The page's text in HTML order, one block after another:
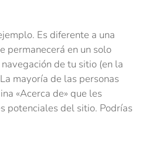
Es diferente a una
permanecerá en un solo
de tu sitio (en la
mayoría de las personas
«Acerca de» que les
potenciales del sitio. Podrías